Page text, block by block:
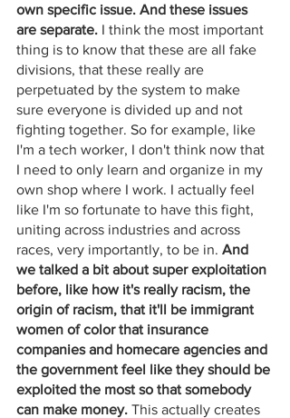
own specific issue. And these issues
are separate. I think the most important
thing is to know that these are all fake
divisions, that these really are
perpetuated by the system to make
sure everyone is divided up and not
fighting together. So for example, like
I'm a tech worker, I don't think now that
I need to only learn and organize in my
own shop where I work. I actually feel
like I'm so fortunate to have this fight,
uniting across industries and across
races, very importantly, to be in. And
we talked a bit about super exploitation
before, like how it's really racism, the
origin of racism, that it'll be immigrant
women of color that insurance
companies and homecare agencies and
the government feel like they should be
exploited the most so that somebody
can make money. This actually creates